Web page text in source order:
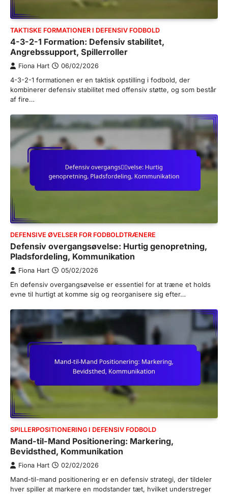
TAKTISKE FORMATIONER I DEFENSIV FODBOLD
4-3-2-1 Formation: Defensiv stabilitet,
Angrebssupport, Spillerroller
Fiona Hart 06/02/2026
4-3-2-1 formationen er en taktisk opstilling i fodbold, der
kombinerer defensiv stabilitet med offensiv støtte, og som består
af fire…
DEFENSIVE ØVELSER FOR FODBOLDTRÆNERE
Defensiv overgangsøvelse: Hurtig genopretning,
Pladsfordeling, Kommunikation
Fiona Hart 05/02/2026
En defensiv overgangsøvelse er essentiel for at træne et holds
evne til hurtigt at komme sig og reorganisere sig efter…
SPILLERPOSITIONERING I DEFENSIV FODBOLD
Mand-til-Mand Positionering: Markering,
Bevidsthed, Kommunikation
Fiona Hart 02/02/2026
Mand-til-mand positionering er en defensiv strategi, der tildeler
hver spiller at markere en modstander tæt, hvilket understreger